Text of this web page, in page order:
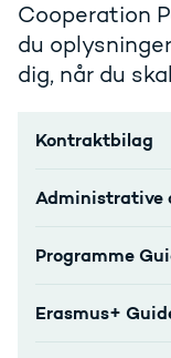
Cooperation
du
dig, når du
Kontraktbilag
Administrative
Programme
Erasmus+